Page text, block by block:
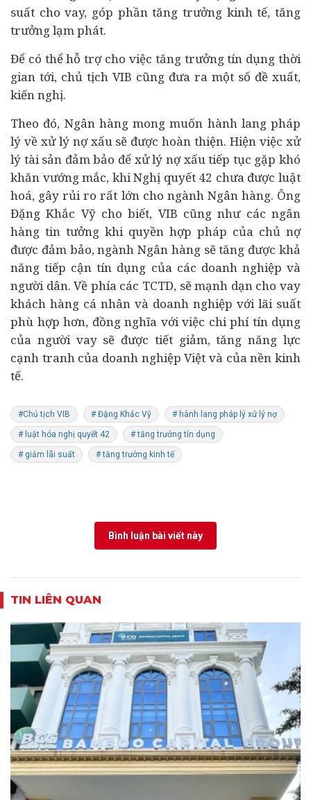
suất cho vay, góp phần tăng trưởng kinh tế, tăng
trưởng lạm phát.
Để có thể hỗ trợ cho việc tăng trưởng tín dụng thời
gian tới, chủ tịch VIB cũng đưa ra một số đề xuất,
kiến nghị.
Theo đó, Ngân hàng mong muốn hành lang pháp
lý về xử lý nợ xấu sẽ được hoàn thiện. Hiện việc xử
lý tài sản đảm bảo để xử lý nợ xấu tiếp tục gặp khó
khăn vướng mắc, khi Nghị quyết 42 chưa được luật
hoá, gây rủi ro rất lớn cho ngành Ngân hàng. Ông
Đặng Khắc Vỹ cho biết, VIB cũng như các ngân
hàng tin tưởng khi quyền hợp pháp của chủ nợ
được đảm bảo, ngành Ngân hàng sẽ tăng được khả
năng tiếp cận tín dụng của các doanh nghiệp và
người dân. Về phía các TCTD, sẽ mạnh dạn cho vay
khách hàng cá nhân và doanh nghiệp với lãi suất
phù hợp hơn, đồng nghĩa với việc chi phí tín dụng
của người vay sẽ được tiết giảm, tăng năng lực
cạnh tranh của doanh nghiệp Việt và của nền kinh
tế.
#Chủ tịch VIB # Đặng Khắc Vỹ # hành lang pháp lý xử lý nợ
# luật hóa nghị quyết 42 # tăng trưởng tín dụng
# giảm lãi suất # tăng trưởng kinh tế
Bình luận bài viết này
TIN LIÊN QUAN